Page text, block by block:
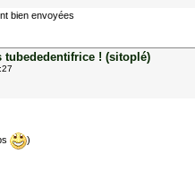
bien envoyées
tubededentifrice ! (sitoplé)
)